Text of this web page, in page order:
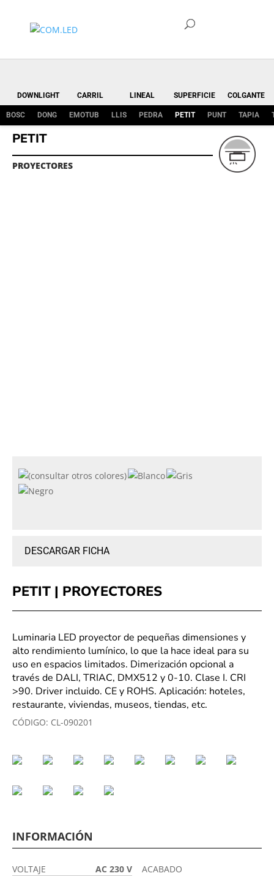
DOWNLIGHT CARRIL LINEAL SUPERFICIE COLGANTE
BOSC DONG EMOTUB LLIS PEDRA PETIT PUNT TAPIA
PETIT
PROYECTORES
DESCARGAR FICHA
PETIT | PROYECTORES
Luminaria LED proyector de pequeñas dimensiones y
alto rendimiento lumínico, lo que la hace ideal para su
uso en espacios limitados. Dimerización opcional a
través de DALI, TRIAC, DMX512 y 0-10. Clase I. CRI
>90. Driver incluido. CE y ROHS. Aplicación: hoteles,
restaurante, viviendas, museos, tiendas, etc.
CÓDIGO: CL-090201
INFORMACIÓN
VOLTAJE
AC 230 V
ACABADO